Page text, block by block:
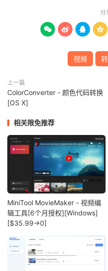
分
   
视频
上一篇
ColorConverter - 颜色代码转换
[OS X]
相关限免推荐
MiniTool MovieMaker - 视频编
辑工具[6个月授权][Windows]
[$35.99→0]